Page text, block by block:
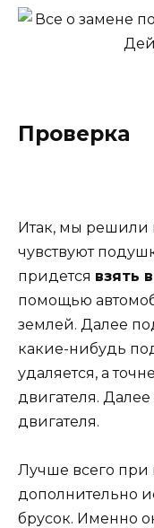
Проверка
Итак, мы решили
чувствуют
придется взять
помощью
землей. Далее
какие-нибудь
удаляется, а
двигателя.
двигателя.
Лучше всего
дополнительно
брусок. Именно